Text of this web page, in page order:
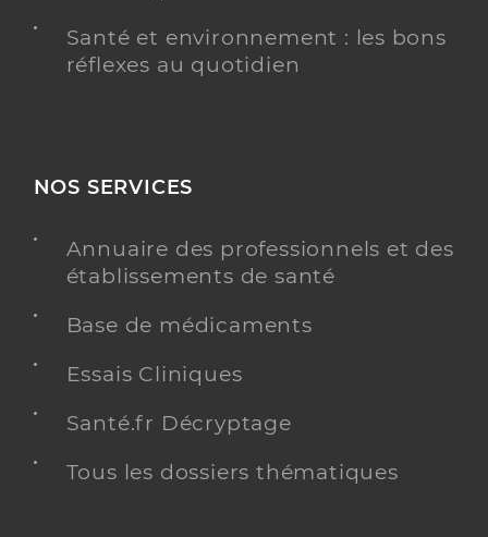
Santé et environnement : les bons
réflexes au quotidien
NOS SERVICES
Annuaire des professionnels et des
établissements de santé
Base de médicaments
Essais Cliniques
Santé.fr Décryptage
Tous les dossiers thématiques